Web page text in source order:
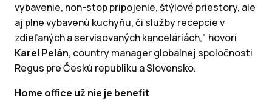
vybavenie, non-stop pripojenie, štýlové priestory, ale
aj plne vybavenú kuchyňu, či služby recepcie v
zdieľaných a servisovaných kanceláriách," hovorí
Karel Pelán, country manager globálnej spoločnosti
Regus pre Českú republiku a Slovensko.
Home office už nie je benefit